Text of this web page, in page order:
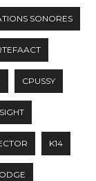
SONORES
CPUSSY
K14